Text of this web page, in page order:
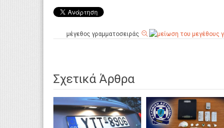
μέγεθος γραμματοσειράς
Σχετικά Άρθρα